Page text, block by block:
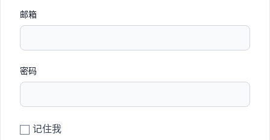
邮箱
密码
记住我